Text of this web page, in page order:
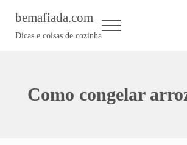
bemafiada.com
Dicas e coisas de cozinha
Menu
Como congelar